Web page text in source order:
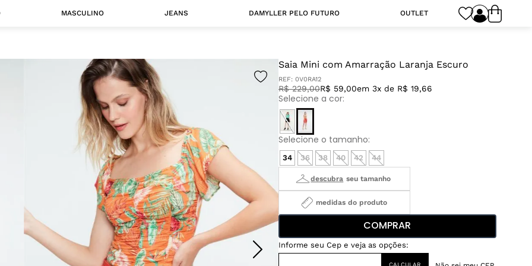
MASCULINO JEANS DAMYLLER PELO FUTURO OUTLET
Saia Mini com Amarração Laranja Escuro
REF: 0V0RA12
R$ 229,00R$ 59,00em 3x de R$ 19,66
34 36 38 40 42 44
medidas do produto
COMPRAR